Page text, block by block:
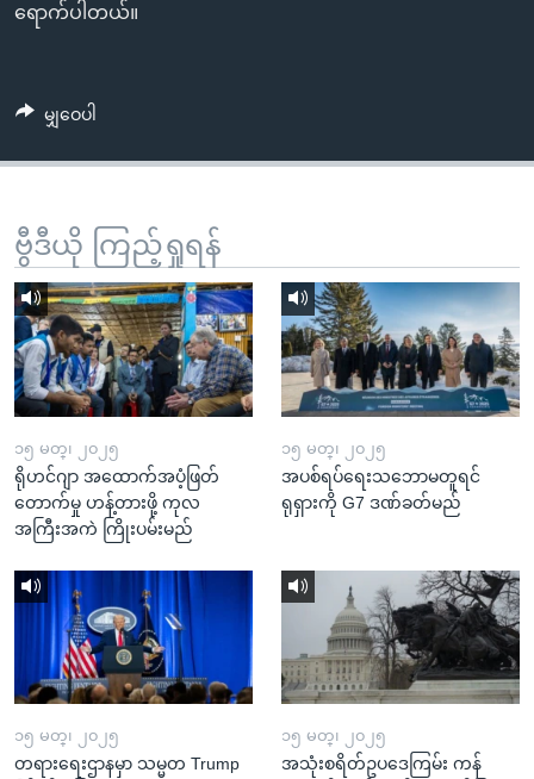
ရန်
နေရာ
ရောက်ပါတယ်။
မျှဝေပါ
ဗွီဒီယို ကြည့်ရှုရန်
၁၅ မတ္၊ ၂၀၂၅
ရိုဟင်ဂျာ အထောက်အပံ့ဖြတ်
တောက်မှု ဟန့်တားဖို့ ကုလ
အကြီးအကဲ ကြိုးပမ်းမည်
၁၅ မတ္၊ ၂၀၂၅
အပစ်ရပ်ရေးသဘောမတူရင်
ရုရှားကို G7 ဒဏ်ခတ်မည်
၁၅ မတ္၊ ၂၀၂၅
တရားရေးဌာနမှာ သမ္မတ Trump
၁၅ မတ္၊ ၂၀၂၅
အသုံးစရိတ်ဥပဒေကြမ်း ကန်